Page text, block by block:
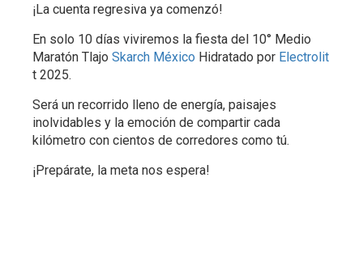
¡La cuenta regresiva ya comenzó!
En solo 10 días viviremos la fiesta del 10° Medio
Maratón Tlajo Skarch México Hidratado por Electrolit
t 2025.
Será un recorrido lleno de energía, paisajes
inolvidables y la emoción de compartir cada
kilómetro con cientos de corredores como tú.
¡Prepárate, la meta nos espera!